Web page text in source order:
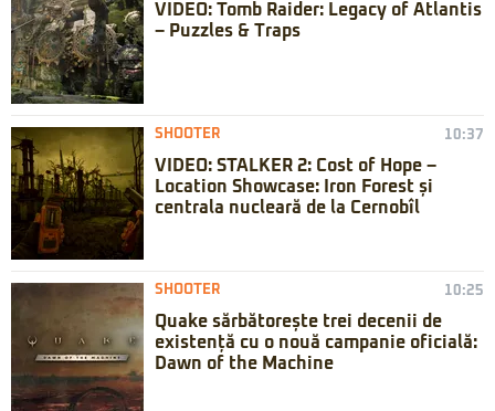
VIDEO: Tomb Raider: Legacy of Atlantis
– Puzzles & Traps
SHOOTER 10:37
VIDEO: STALKER 2: Cost of Hope –
Location Showcase: Iron Forest și
centrala nucleară de la Cernobîl
SHOOTER 10:25
Quake sărbătorește trei decenii de
existență cu o nouă campanie oficială:
Dawn of the Machine